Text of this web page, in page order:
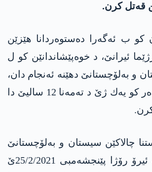
قه‌تل كرن.
كو ب ئه‌گه‌را ده‌ستوه‌ردانا هێزێن
ئیرانێ، د خوه‌پێشاندانێن كو ل
و بەلۆچستانێ دهێنه‌ ئه‌نجام دان،
دوو خوه‌پێشانده‌ر كو یه‌ك ژێ د ته‌مه‌نا 12 سالیێ دا‌
چالاكێن سیستان و بەلۆچستانێ
عه‌بدوللا عارف ئیرۆ رۆژا پێنجشه‌مبی 25/2/2021ێ